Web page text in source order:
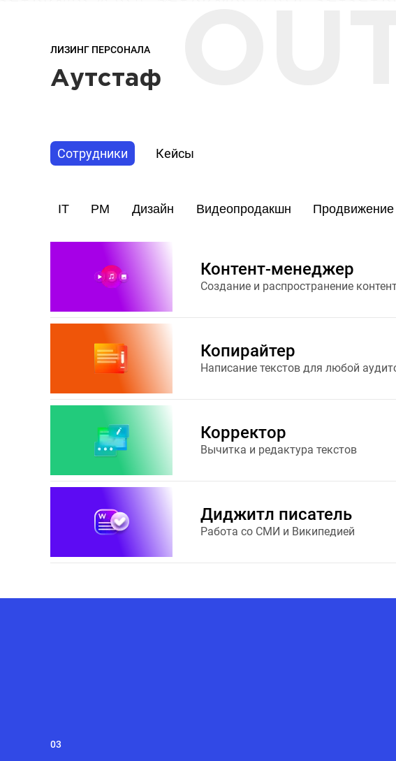
ЛИЗИНГ ПЕРСОНАЛА
Аутстаф
Сотрудники Кейсы
IT PM Дизайн Видеопродакшн Продвижение
Контент-менеджер
Создание и распространение
Копирайтер
Написание текстов для любой
Корректор
Вычитка и редактура текстов
Диджитл писатель
Работа со СМИ и Википедией
03